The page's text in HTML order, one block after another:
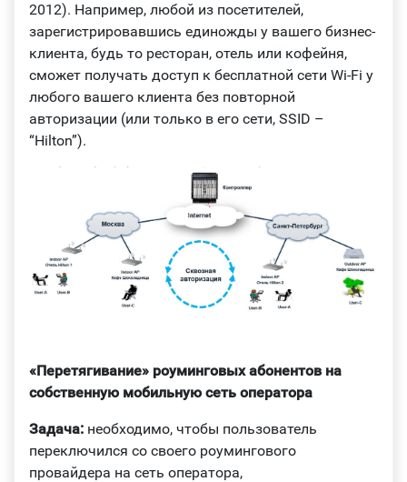
2012). Например, любой из посетителей,
зарегистрировавшись единожды у вашего бизнес-
клиента, будь то ресторан, отель или кофейня,
сможет получать доступ к бесплатной сети Wi-Fi у
любого вашего клиента без повторной
авторизации (или только в его сети, SSID –
“Hilton”).
«Перетягивание» роуминговых абонентов на
собственную мобильную сеть оператора
Задача: необходимо, чтобы пользователь
переключился со своего роумингового
провайдера на сеть оператора,